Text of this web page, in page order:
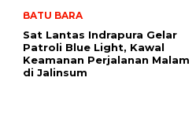
BATU BARA
Sat Lantas Indrapura Gelar
Patroli Blue Light, Kawal
Keamanan Perjalanan Malam
di Jalinsum